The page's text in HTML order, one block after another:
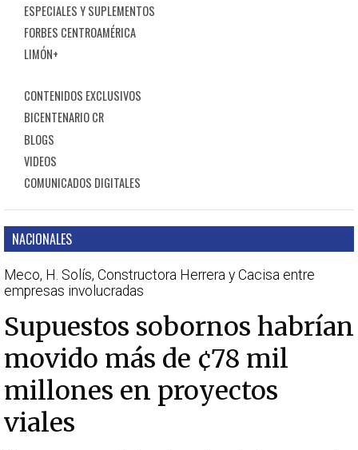
ESPECIALES Y SUPLEMENTOS
FORBES CENTROAMÉRICA
LIMÓN+
CONTENIDOS EXCLUSIVOS
BICENTENARIO CR
BLOGS
VIDEOS
COMUNICADOS DIGITALES
NACIONALES
Meco, H. Solís, Constructora Herrera y Cacisa entre
empresas involucradas
Supuestos sobornos habrían
movido más de ¢78 mil
millones en proyectos
viales